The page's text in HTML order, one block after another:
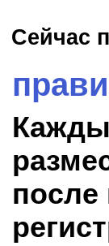
Сейчас
после